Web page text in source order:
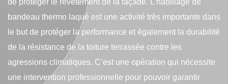
de protéger le revêtement de la façade. L’habillage de
bandeau thermo laqué est une activité très importante dans
le but de protéger la performance et également la durabilité
de la résistance de la toiture terrassée contre les
agressions climatiques. C’est une opération qui nécessite
une intervention professionnelle pour pouvoir garantir